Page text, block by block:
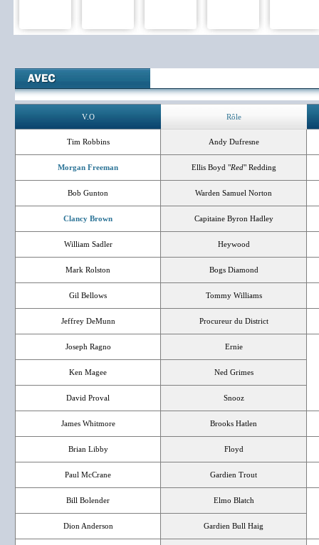
V.O Rôle
Tim Robbins Andy Dufresne
Morgan Freeman Ellis Boyd "Red" Redding
Bob Gunton Warden Samuel Norton
Clancy Brown Capitaine Byron Hadley
William Sadler Heywood
Mark Rolston Bogs Diamond
Gil Bellows Tommy Williams
Jeffrey DeMunn Procureur du District
Joseph Ragno Ernie
Ken Magee Ned Grimes
David Proval Snooz
James Whitmore Brooks Hatlen
Brian Libby Floyd
Paul McCrane Gardien Trout
Bill Bolender Elmo Blatch
Dion Anderson Gardien Bull Haig